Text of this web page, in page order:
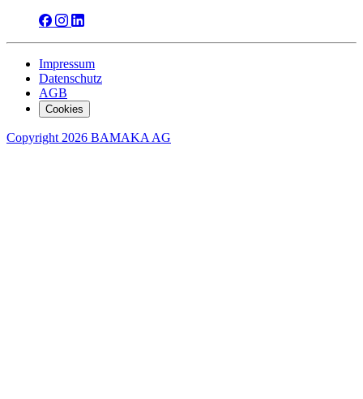
Impressum
Datenschutz
AGB
Cookies
Copyright 2026 BAMAKA AG